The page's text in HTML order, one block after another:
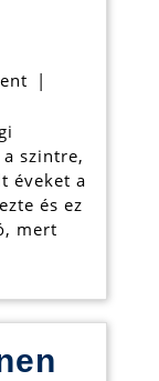
|
szintre,
éveket a
és ez
mert